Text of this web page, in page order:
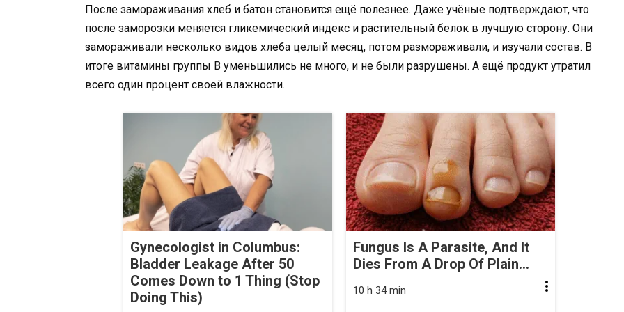
После замораживания хлеб и батон становится ещё полезнее. Даже учёные подтверждают, что
после заморозки меняется гликемический индекс и растительный белок в лучшую сторону. Они
замораживали несколько видов хлеба целый месяц, потом размораживали, и изучали состав. В
итоге витамины группы В уменьшились не много, и не были разрушены. А ещё продукт утратил
всего один процент своей влажности.
Gynecologist in Columbus:
Bladder Leakage After 50
Comes Down to 1 Thing (Stop
Doing This)
Fungus Is A Parasite, And It
Dies From A Drop Of Plain...
10 h 34 min